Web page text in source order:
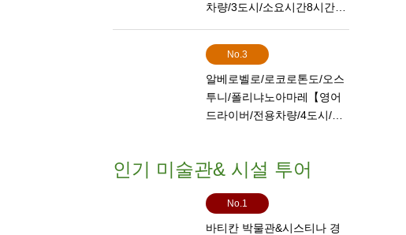
차량/3도시/소요시간8시간…
No.3
알베로벨로/로코로톤도/오스
투니/폴리냐노아마레【영어
드라이버/전용차량/4도시/…
인기 미술관& 시설 투어
No.1
바티칸 박물관&시스티나 경